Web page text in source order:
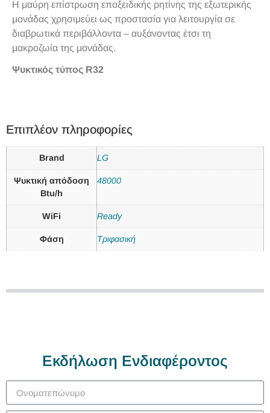
Η μαύρη επίστρωση εποξειδικής ρητίνης της εξωτερικής
μονάδας χρησιμεύει ως προστασία για λειτουργία σε
διαβρωτικά περιβάλλοντα – αυξάνοντας έτσι τη
μακροζωία της μονάδας.
Ψυκτικός τύπος R32
Επιπλέον πληροφορίες
Brand LG
Ψυκτική απόδοση
Btu/h
48000
WiFi Ready
Φάση Τριφασική
Εκδήλωση Ενδιαφέροντος